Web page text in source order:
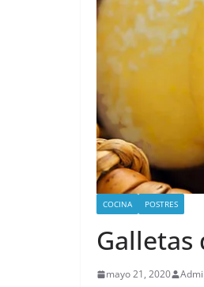
COCINA POSTRES
Galletas
mayo 21, 2020